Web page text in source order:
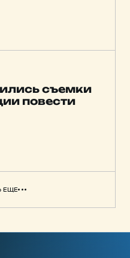
съемки
повести
ЕЩЕ